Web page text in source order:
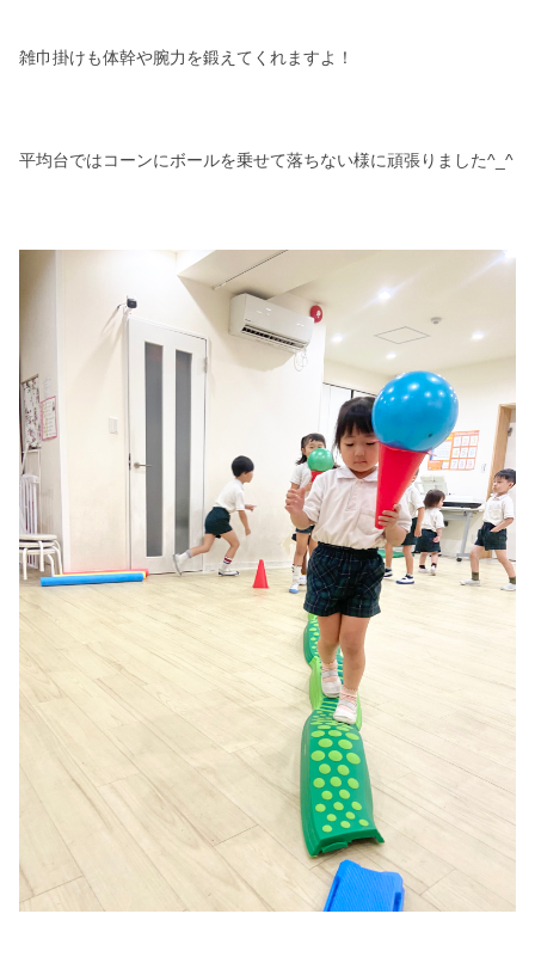
雑巾掛けも体幹や腕力を鍛えてくれますよ！
平均台ではコーンにボールを乗せて落ちない様に頑張りました^_^